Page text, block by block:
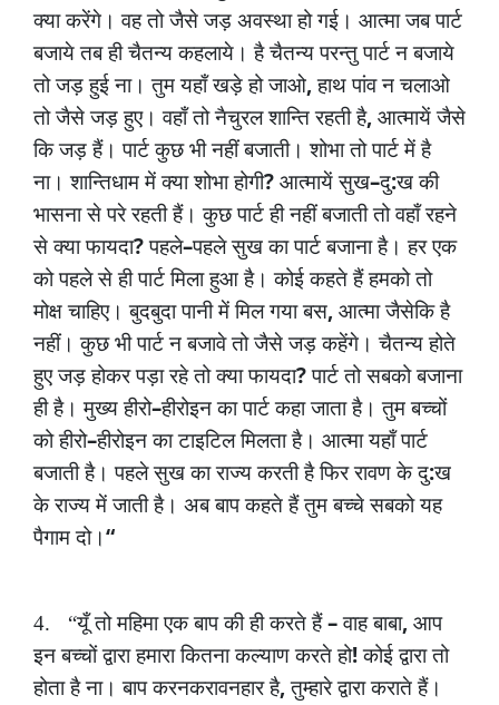
क्या करेंगे। वह तो जैसे जड़ अवस्था हो गई। आत्मा जब पार्ट
बजाये तब ही चैतन्य कहलाये। है चैतन्य परन्तु पार्ट न बजाये
तो जड़ हुई ना। तुम यहाँ खड़े हो जाओ,हाथ पांव न चलाओ
तो जैसे जड़ हुए। वहाँ तो नैचुरल शान्ति रहती है, आत्मायें जैसे
कि जड़ हैं। पार्ट कुछ भी नहीं बजाती। शोभा तो पार्ट में है
ना। शान्तिधाम में क्या शोभा होगी? आत्मायें सुख–दु:ख की
भासना से परे रहती हैं। कुछ पार्ट ही नहीं बजाती तो वहाँ रहने
से क्या फायदा?पहले–पहले सुख का पार्ट बजाना है। हर एक
को पहले से ही पार्ट मिला हुआ है। कोई कहते हैं हमको तो
मोक्ष चाहिए। बुदबुदा पानी में मिल गया बस, आत्मा जैसेकि है
नहीं। कुछ भी पार्ट न बजावे तो जैसे जड़ कहेंगे। चैतन्य होते
हुए जड़ होकर पड़ा रहे तो क्या फायदा?पार्ट तो सबको बजाना
ही है। मुख्य हीरो–हीरोइन का पार्ट कहा जाता है। तुम बच्चों
को हीरो–हीरोइन का टाइटिल मिलता है। आत्मा यहाँ पार्ट
बजाती है। पहले सुख का राज्य करती है फिर रावण के दु:ख
के राज्य में जाती है। अब बाप कहते हैं तुम बच्चे सबको यह
पैगाम दो।“
4. “यूँ तो महिमा एक बाप की ही करते हैं–वाह बाबा, आप
इन बच्चों द्वारा हमारा कितना कल्याण करते हो!कोई द्वारा तो
होता है ना। बाप करनकरावनहार है,तुम्हारे द्वारा कराते हैं।